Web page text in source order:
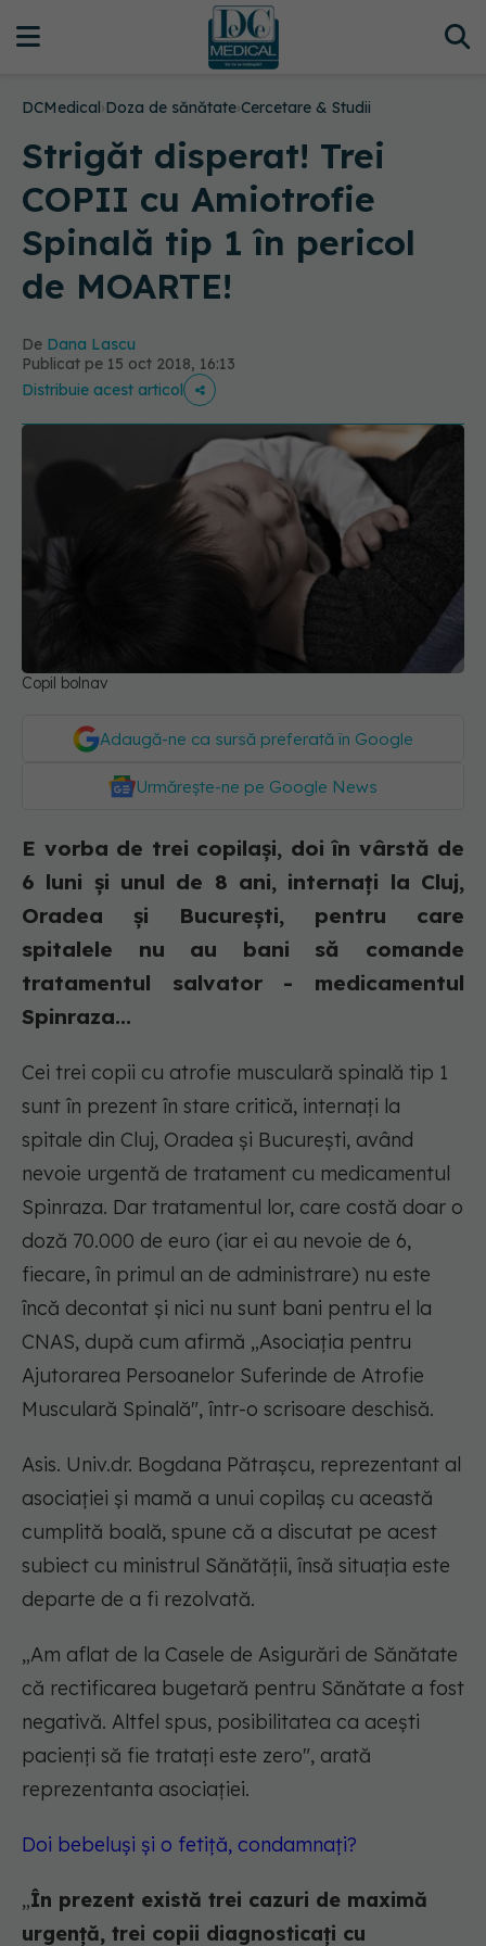
DCMedical›Doza de sănătate›Cercetare & Studii
Strigăt disperat! Trei
COPII cu Amiotrofie
Spinală tip 1 în pericol
de MOARTE!
De Dana Lascu
Publicat pe 15 oct 2018, 16:13
Distribuie acest articol
Copil bolnav
Adaugă-ne ca sursă preferată în Google
Urmărește-ne pe Google News
E vorba de trei copilași, doi în vârstă de
6 luni și unul de 8 ani, internați la Cluj,
Oradea și București, pentru care
spitalele nu au bani să comande
tratamentul salvator - medicamentul
Spinraza...
Cei trei copii cu atrofie musculară spinală tip 1
sunt în prezent în stare critică, internați la
spitale din Cluj, Oradea și București, având
nevoie urgentă de tratament cu medicamentul
Spinraza. Dar tratamentul lor, care costă doar o
doză 70.000 de euro (iar ei au nevoie de 6,
fiecare, în primul an de administrare) nu este
încă decontat și nici nu sunt bani pentru el la
CNAS, după cum afirmă „Asociația pentru
Ajutorarea Persoanelor Suferinde de Atrofie
Musculară Spinală", într-o scrisoare deschisă.
Asis. Univ.dr. Bogdana Pătrașcu, reprezentant al
asociației și mamă a unui copilaș cu această
cumplită boală, spune că a discutat pe acest
subiect cu ministrul Sănătății, însă situația este
departe de a fi rezolvată.
„Am aflat de la Casele de Asigurări de Sănătate
că rectificarea bugetară pentru Sănătate a fost
negativă. Altfel spus, posibilitatea ca acești
pacienți să fie tratați este zero", arată
reprezentanta asociației.
Doi bebeluși și o fetiță, condamnați?
„În prezent există trei cazuri de maximă
urgență, trei copii diagnosticați cu